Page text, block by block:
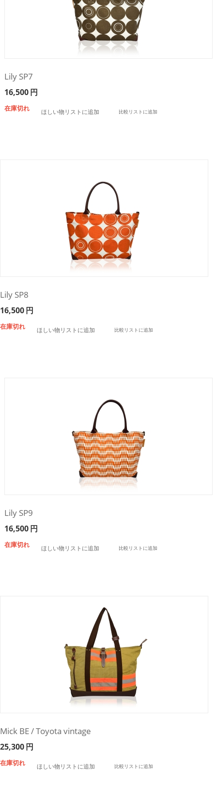
Lily SP7
16,500円
在庫切れ ほしい物リストに追加 比較リストに追加
Lily SP8
16,500円
在庫切れ ほしい物リストに追加 比較リストに追加
Lily SP9
16,500円
在庫切れ ほしい物リストに追加 比較リストに追加
Mick BE / Toyota vintage
25,300円
在庫切れ ほしい物リストに追加 比較リストに追加